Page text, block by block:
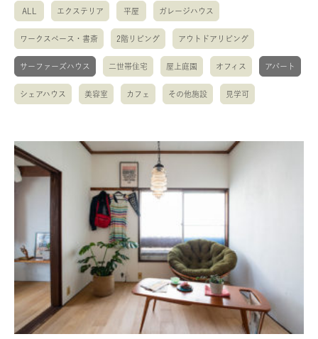
ALL エクステリア 平屋 ガレージハウス
ワークスペース・書斎 2階リビング アウトドアリビング
サーファーズハウス 二世帯住宅 屋上庭園 オフィス アパート
シェアハウス 美容室 カフェ その他施設 見学可